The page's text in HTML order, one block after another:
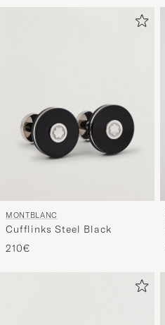
MONTBLANC
Cufflinks Steel Black
210€